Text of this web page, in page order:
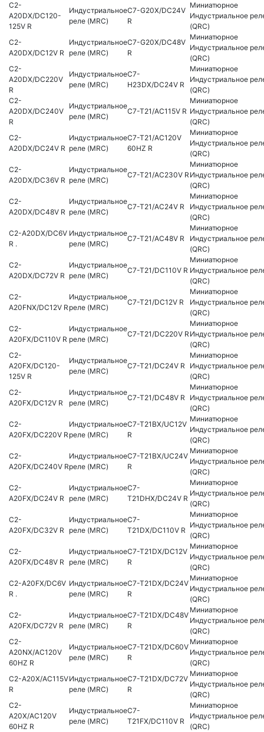
C2-
A20DX/DC120-
125V R
Индустриальное
реле (MRC)
C7-G20X/DC24V
R
Миниатюрное
Индустриальное
(QRC)
C2-
A20DX/DC12V R
Индустриальное
реле (MRC)
C7-G20X/DC48V
R
Миниатюрное
Индустриальное
(QRC)
C2-
A20DX/DC220V
R
Индустриальное
реле (MRC)
C7-
H23DX/DC24V R
Миниатюрное
Индустриальное
(QRC)
C2-
A20DX/DC240V
R
Индустриальное
реле (MRC)
C7-T21/AC115V R
Миниатюрное
Индустриальное
(QRC)
C2-
A20DX/DC24V R
Индустриальное
реле (MRC)
C7-T21/AC120V
60HZ R
Миниатюрное
Индустриальное
(QRC)
C2-
A20DX/DC36V R
Индустриальное
реле (MRC)
C7-T21/AC230V R
Миниатюрное
Индустриальное
(QRC)
C2-
A20DX/DC48V R
Индустриальное
реле (MRC)
C7-T21/AC24V R
Миниатюрное
Индустриальное
(QRC)
C2-A20DX/DC6V
R .
Индустриальное
реле (MRC)
C7-T21/AC48V R
Миниатюрное
Индустриальное
(QRC)
C2-
A20DX/DC72V R
Индустриальное
реле (MRC)
C7-T21/DC110V R
Миниатюрное
Индустриальное
(QRC)
C2-
A20FNX/DC12V R
Индустриальное
реле (MRC)
C7-T21/DC12V R
Миниатюрное
Индустриальное
(QRC)
C2-
A20FX/DC110V R
Индустриальное
реле (MRC)
C7-T21/DC220V R
Миниатюрное
Индустриальное
(QRC)
C2-
A20FX/DC120-
125V R
Индустриальное
реле (MRC)
C7-T21/DC24V R
Миниатюрное
Индустриальное
(QRC)
C2-
A20FX/DC12V R
Индустриальное
реле (MRC)
C7-T21/DC48V R
Миниатюрное
Индустриальное
(QRC)
C2-
A20FX/DC220V R
Индустриальное
реле (MRC)
C7-T21BX/UC12V
R
Миниатюрное
Индустриальное
(QRC)
C2-
A20FX/DC240V R
Индустриальное
реле (MRC)
C7-T21BX/UC24V
R
Миниатюрное
Индустриальное
(QRC)
C2-
A20FX/DC24V R
Индустриальное
реле (MRC)
C7-
T21DHX/DC24V R
Миниатюрное
Индустриальное
(QRC)
C2-
A20FX/DC32V R
Индустриальное
реле (MRC)
C7-
T21DX/DC110V R
Миниатюрное
Индустриальное
(QRC)
C2-
A20FX/DC48V R
Индустриальное
реле (MRC)
C7-T21DX/DC12V
R
Миниатюрное
Индустриальное
(QRC)
C2-A20FX/DC6V
R .
Индустриальное
реле (MRC)
C7-T21DX/DC24V
R
Миниатюрное
Индустриальное
(QRC)
C2-
A20FX/DC72V R
Индустриальное
реле (MRC)
C7-T21DX/DC48V
R
Миниатюрное
Индустриальное
(QRC)
C2-
A20NX/AC120V
60HZ R
Индустриальное
реле (MRC)
C7-T21DX/DC60V
R
Миниатюрное
Индустриальное
(QRC)
C2-A20X/AC115V
R
Индустриальное
реле (MRC)
C7-T21DX/DC72V
R
Миниатюрное
Индустриальное
(QRC)
C2-
A20X/AC120V
60HZ R
Индустриальное
реле (MRC)
C7-
T21FX/DC110V R
Миниатюрное
Индустриальное
(QRC)